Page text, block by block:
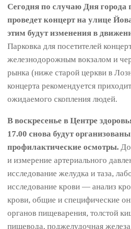
Сегодня по случаю Дня города
проведет концерт на улице
этим будут изменения в
Парковка для посетителей
железнодорожным вокзалом и
рынка (ниже старой церкви в
концерта рекомендуется
ожидаемого скопления людей.
В воскресенье в Центре
17.00 снова будут
профилактические осмотры.
и измерение артериального
исследование желудка и таза,
исследование крови — анализ
крови, общие и специфические
органов пищеварения, толстой
пищевода, поджелудочная